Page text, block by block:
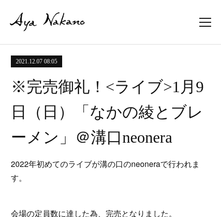
2021.12.07 08:05
※完売御礼！<ライブ>1月9
日（日）「なかの綾とブレ
ーメン」＠溝口neonera
2022年初めてのライブが溝の口のneoneraで行われま
す。
会場の定員数に達した為、完売となりました。